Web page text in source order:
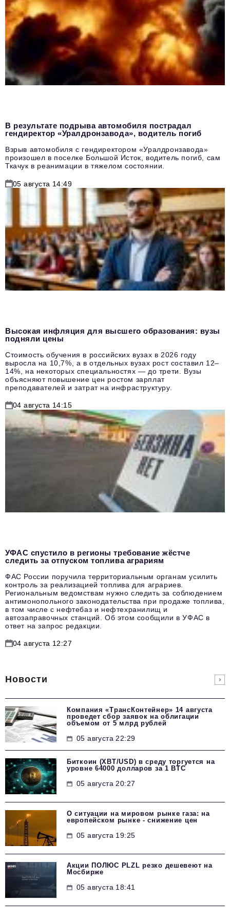
В результате подрыва автомобиля пострадал
гендиректор «Уралдронзавода», водитель погиб
Взрыв автомобиля с гендиректором «Уралдронзавода»
произошел в поселке Большой Исток, водитель погиб, сам
Ткачук в реанимации в тяжелом состоянии.
05 августа 14:49
Высокая инфляция для высшего образования: вузы
подняли цены
Стоимость обучения в российских вузах в 2026 году
выросла на 10,7%, а в отдельных вузах рост составил 12–
14%, на некоторых специальностях — до трети. Вузы
объясняют повышение цен ростом зарплат
преподавателей и затрат на инфраструктуру.
04 августа 14:15
УФАС спустило в регионы требование жёстче
следить за отпуском топлива аграриям
ФАС России поручила территориальным органам усилить
контроль за реализацией топлива для аграриев.
Региональным ведомствам нужно следить за соблюдением
антимонопольного законодательства при продаже топлива,
в том числе с нефтебаз и нефтехранилищ и
автозаправочных станций. Об этом сообщили в УФАС в
ответ на запрос редакции.
04 августа 12:27
Новости
Компания «ТрансКонтейнер» 14 августа
проведет сбор заявок на облигации
объемом от 5 млрд рублей
05 августа 22:29
Биткоин (XBT/USD) в среду торгуется на
уровне 64000 долларов за 1 BTC
05 августа 20:27
О ситуации на мировом рынке газа: на
европейском рынке - снижение цен
05 августа 19:25
Акции ПОЛЮС PLZL резко дешевеют на
Мосбирже
05 августа 18:41